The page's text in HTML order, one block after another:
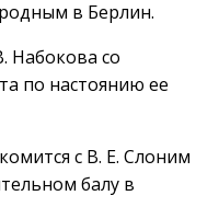
в Берлин.
Набокова со
по настоянию ее
с В. Е. Слоним
балу в